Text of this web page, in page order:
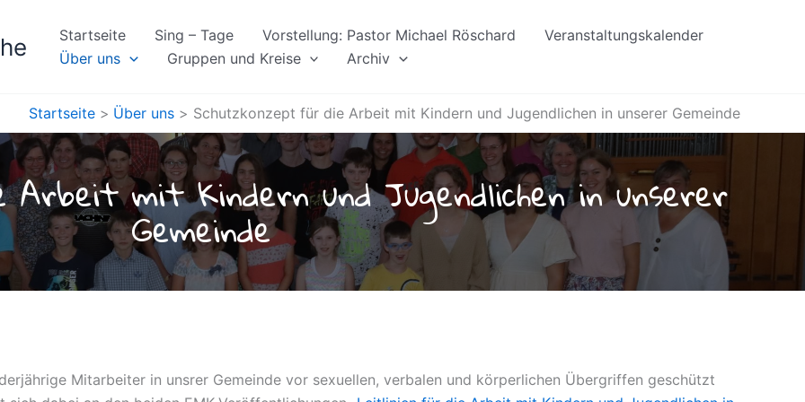
Startseite Sing – Tage Vorstellung: Pastor Michael Röschard
Veranstaltungskalender
Über uns
Gruppen und Kreise Archiv
Startseite Über uns Schutzkonzept für die Arbeit mit Kindern und Jugendlichen in unserer Gemeinde
mit Kindern und Jugendlichen in unserer
Gemeinde
Mitarbeiter in unsrer Gemeinde vor sexuellen, verbalen und körperlichen Übergriffen geschützt